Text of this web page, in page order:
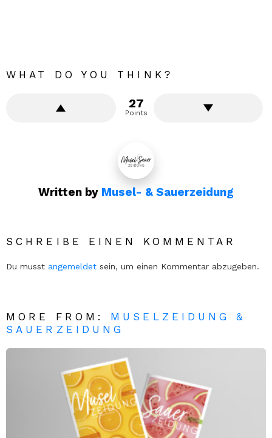
WHAT DO YOU THINK?
27
Points
Written by Musel- & Sauerzeidung
SCHREIBE EINEN KOMMENTAR
Du musst angemeldet sein, um einen Kommentar abzugeben.
MORE FROM: MUSELZEIDUNG &
SAUERZEIDUNG